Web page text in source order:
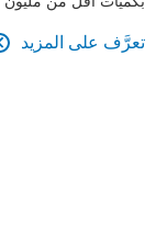
تعرَّف على المزيد